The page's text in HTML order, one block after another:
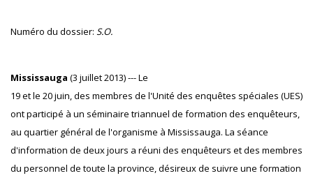
Numéro du dossier: S.O.
Mississauga (3 juillet 2013) --- Le
19 et le 20 juin, des membres de l'Unité des enquêtes spéciales (UES)
ont participé à un séminaire triannuel de formation des enquêteurs,
au quartier général de l'organisme à Mississauga. La séance
d'information de deux jours a réuni des enquêteurs et des membres
du personnel de toute la province, désireux de suivre une formation